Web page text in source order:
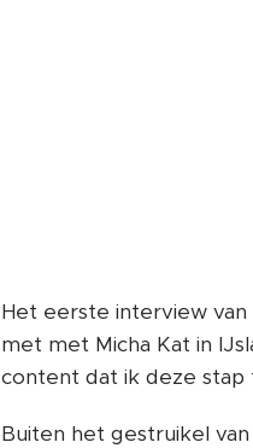
Het eerste interview van
met met Micha Kat in
content dat ik deze stap
Buiten het gestruikel